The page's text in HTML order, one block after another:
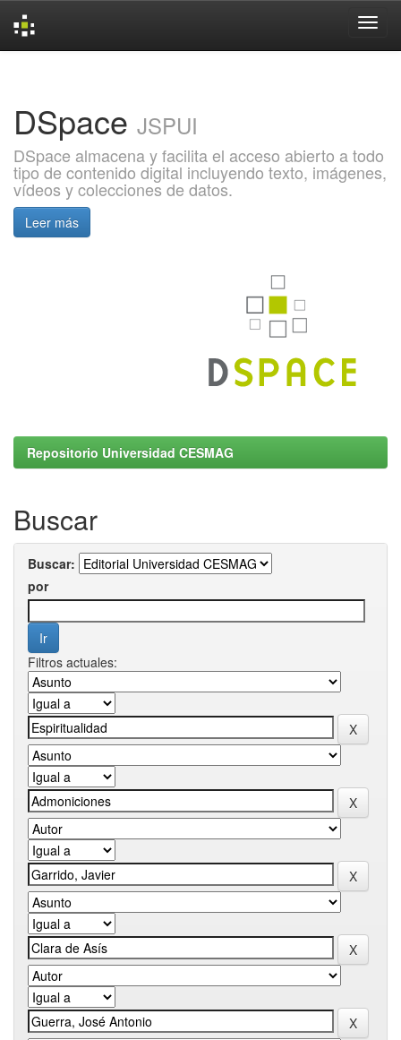
DSpace JSPUI
DSpace almacena y facilita el acceso abierto a todo
tipo de contenido digital incluyendo texto, imágenes,
vídeos y colecciones de datos.
Leer más
Repositorio Universidad CESMAG
Buscar
Buscar:
por
Filtros actuales: